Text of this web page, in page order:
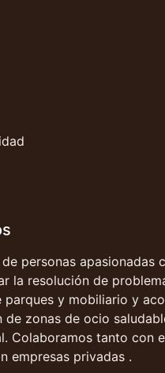
personas apasionadas
la resolución de
parques y mobiliario y
de zonas de ocio
Colaboramos tanto con
empresas privadas .